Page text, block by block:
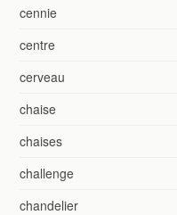
cennie
centre
cerveau
chaise
chaises
challenge
chandelier